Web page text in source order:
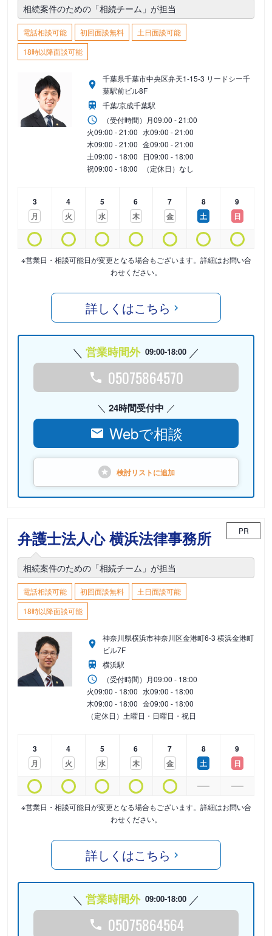
相続案件のための「相続チーム」が担当
電話相談可能 初回面談無料
土日面談可能
18時以降面談可能
千葉県千葉市中央区弁天1-15-3 リードシー千
葉駅前ビル8F
千葉/京成千葉駅
（受付時間） 月09:00 - 21:00
火09:00 - 21:00 水09:00 - 21:00
木09:00 - 21:00 金09:00 - 21:00
土09:00 - 18:00 日09:00 - 18:00
祝09:00 - 18:00 （定休日）なし
3
月
4
火
5
水
6
木
7
金
8
土
9
日
※営業日・相談可能日が変更となる場合もございます。詳細はお問い合
わせください。
詳しくはこちら
営業時間外 09:00-18:00
05075864570
24時間受付中
Webで相談
検討リストに追加
弁護士法人心 横浜法律事務所 PR
相続案件のための「相続チーム」が担当
電話相談可能 初回面談無料
土日面談可能
18時以降面談可能
神奈川県横浜市神奈川区金港町6-3 横浜金港町
ビル7F
横浜駅
（受付時間） 月09:00 - 18:00
火09:00 - 18:00 水09:00 - 18:00
木09:00 - 18:00 金09:00 - 18:00
（定休日）土曜日・日曜日・祝日
3
月
4
火
5
水
6
木
7
金
8
土
9
日
※営業日・相談可能日が変更となる場合もございます。詳細はお問い合
わせください。
詳しくはこちら
営業時間外 09:00-18:00
05075864564